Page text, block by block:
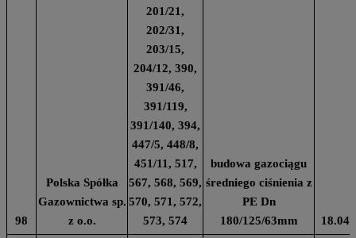
98
Polska Spółka
Gazownictwa sp.
z o.o.
201/21,
202/31,
203/15,
204/12, 390,
391/46,
391/119,
391/140, 394,
447/5, 448/8,
451/11, 517,
567, 568, 569,
570, 571, 572,
573, 574
budowa gazociągu
średniego ciśnienia z
PE Dn
180/125/63mm